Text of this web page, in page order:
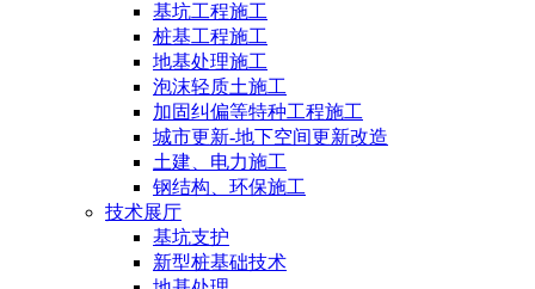
基坑工程施工
桩基工程施工
地基处理施工
泡沫轻质土施工
加固纠偏等特种工程施工
城市更新-地下空间更新改造
土建、电力施工
钢结构、环保施工
技术展厅
基坑支护
新型桩基础技术